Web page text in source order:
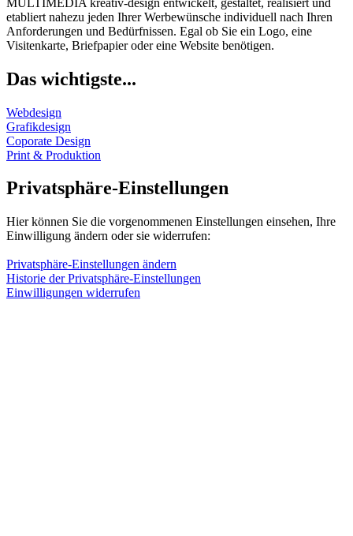
etabliert nahezu jeden Ihrer Werbewünsche individuell nach Ihren
Anforderungen und Bedürfnissen. Egal ob Sie ein Logo, eine
Visitenkarte, Briefpapier oder eine Website benötigen.
Das wichtigste...
Webdesign
Grafikdesign
Coporate Design
Print & Produktion
Privatsphäre-Einstellungen
Hier können Sie die vorgenommenen Einstellungen einsehen, Ihre
Einwilligung ändern oder sie widerrufen:
Privatsphäre-Einstellungen ändern
Historie der Privatsphäre-Einstellungen
Einwilligungen widerrufen